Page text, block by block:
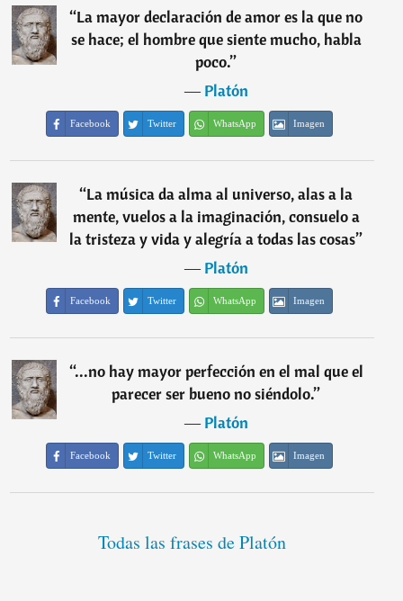
“La mayor declaración de amor es la que no
se hace; el hombre que siente mucho, habla
poco.”
―Platón
Facebook Twitter WhatsApp Imagen
“La música da alma al universo, alas a la
mente, vuelos a la imaginación, consuelo a
la tristeza y vida y alegría a todas las cosas”
―Platón
Facebook Twitter WhatsApp Imagen
“...no hay mayor perfección en el mal que el
parecer ser bueno no siéndolo.”
―Platón
Facebook Twitter WhatsApp Imagen
Todas las frases de Platón